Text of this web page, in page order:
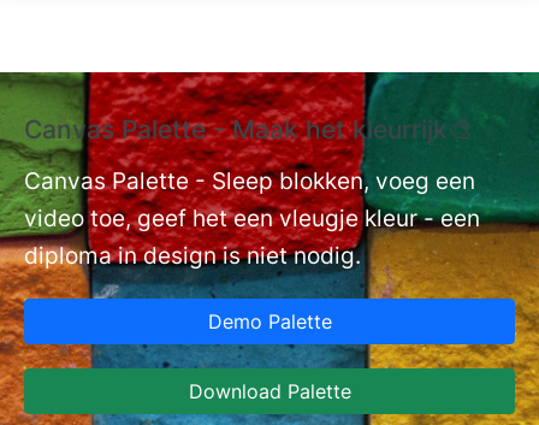
Canvas Palette - Maak het kleurrijk🎨
Canvas Palette - Sleep blokken, voeg een
video toe, geef het een vleugje kleur - een
diploma in design is niet nodig.
Demo Palette
Download Palette